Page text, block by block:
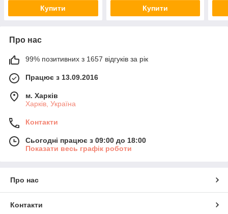
Купити Купити
Про нас
99% позитивних з 1657 відгуків за рік
Працює з 13.09.2016
м. Харків
Харків, Україна
Контакти
Сьогодні працює з 09:00 до 18:00
Показати весь графік роботи
Про нас
Контакти